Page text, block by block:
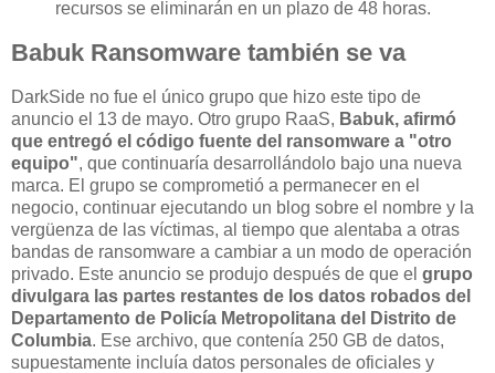
recursos se eliminarán en un plazo de 48 horas.
Babuk Ransomware también se va
DarkSide no fue el único grupo que hizo este tipo de
anuncio el 13 de mayo. Otro grupo RaaS, Babuk, afirmó
que entregó el código fuente del ransomware a "otro
equipo", que continuaría desarrollándolo bajo una nueva
marca. El grupo se comprometió a permanecer en el
negocio, continuar ejecutando un blog sobre el nombre y la
vergüenza de las víctimas, al tiempo que alentaba a otras
bandas de ransomware a cambiar a un modo de operación
privado. Este anuncio se produjo después de que el grupo
divulgara las partes restantes de los datos robados del
Departamento de Policía Metropolitana del Distrito de
Columbia. Ese archivo, que contenía 250 GB de datos,
supuestamente incluía datos personales de oficiales y